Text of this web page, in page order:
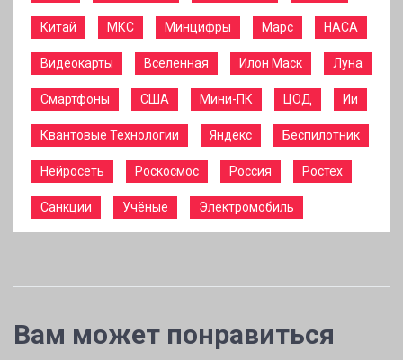
Китай МКС Минцифры Марс НАСА
Видеокарты Вселенная Илон Маск Луна
Смартфоны США Мини-ПК ЦОД Ии
Квантовые Технологии Яндекс Беспилотник
Нейросеть Роскосмос Россия Ростех
Санкции Учёные Электромобиль
Вам может понравиться